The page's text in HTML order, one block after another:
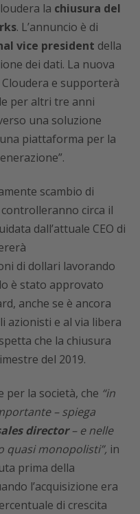
la chiusura del
. L’annuncio è di
vice president della
dei dati. La nuova
e supporterà
per altri tre anni
una soluzione
piattaforma per la
scambio di
circa il
dall’attuale CEO di
di dollari lavorando
è stato approvato
anche se è ancora
azionisti e al via libera
che la chiusura
del 2019.
la società, che “in
– spiega
director– e nelle
quasi monopolisti”, in
prima della
l’acquisizione era
di crescita